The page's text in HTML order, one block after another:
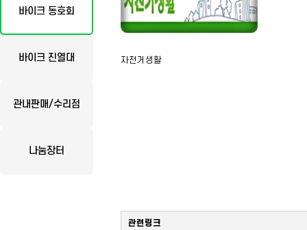
바이크 동호회
바이크 진열대
관내판매/수리점
나눔장터
자전거생활
관련링크